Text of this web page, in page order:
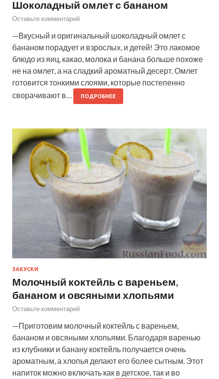
Шоколадный омлет с бананом
Оставьте комментарий
—Вкусный и оригинальный шоколадный омлет с
бананом порадует и взрослых, и детей! Это лакомое
блюдо из яиц, какао, молока и банана больше похоже
не на омлет, а на сладкий ароматный десерт. Омлет
готовится тонкими слоями, которые постепенно
сворачивают в…
ПОДРОБНЕЕ
ЗАКУСКИ
Молочный коктейль с вареньем,
бананом и овсяными хлопьями
Оставьте комментарий
—Приготовим молочный коктейль с вареньем,
бананом и овсяными хлопьями. Благодаря варенью
из клубники и банану коктейль получается очень
ароматным, а хлопья делают его более сытным. Этот
напиток можно включать как в детское, так и во